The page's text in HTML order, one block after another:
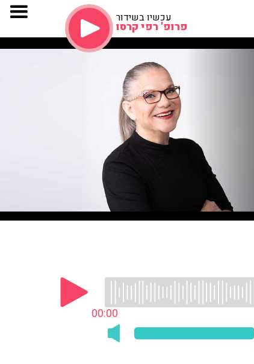
עכשיו בשידור
פרופ' רפי קרסו
00:00